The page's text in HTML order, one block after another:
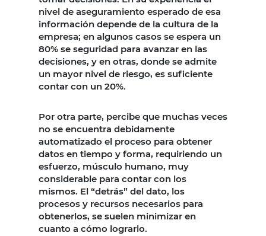
nivel de aseguramiento esperado de esa
información depende de la cultura de la
empresa; en algunos casos se espera un
80% se seguridad para avanzar en las
decisiones, y en otras, donde se admite
un mayor nivel de riesgo, es suficiente
contar con un 20%.
Por otra parte, percibe que muchas veces
no se encuentra debidamente
automatizado el proceso para obtener
datos en tiempo y forma, requiriendo un
esfuerzo, músculo humano, muy
considerable para contar con los
mismos. El “detrás” del dato, los
procesos y recursos necesarios para
obtenerlos, se suelen minimizar en
cuanto a cómo lograrlo.